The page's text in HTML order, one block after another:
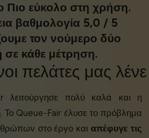
Πιο εύκολο στη χρήση.
βαθμολογία 5,0 / 5
τον νούμερο δύο
κάθε μέτρηση.
πελάτες μας λένε
λειτούργησε πολύ καλά και η
Το Queue-Fair έλυσε το πρόβλημα
στο έργο καιαπέφυγε τις